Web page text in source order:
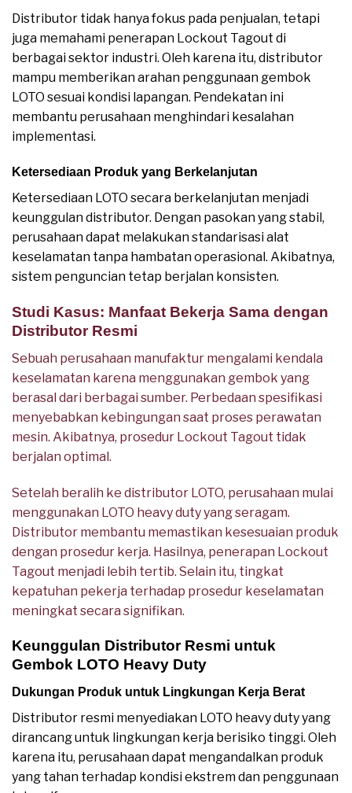
Distributor tidak hanya fokus pada penjualan, tetapi
juga memahami penerapan Lockout Tagout di
berbagai sektor industri. Oleh karena itu, distributor
mampu memberikan arahan penggunaan gembok
LOTO sesuai kondisi lapangan. Pendekatan ini
membantu perusahaan menghindari kesalahan
implementasi.
Ketersediaan Produk yang Berkelanjutan
Ketersediaan LOTO secara berkelanjutan menjadi
keunggulan distributor. Dengan pasokan yang stabil,
perusahaan dapat melakukan standarisasi alat
keselamatan tanpa hambatan operasional. Akibatnya,
sistem penguncian tetap berjalan konsisten.
Studi Kasus: Manfaat Bekerja Sama dengan
Distributor Resmi
Sebuah perusahaan manufaktur mengalami kendala
keselamatan karena menggunakan gembok yang
berasal dari berbagai sumber. Perbedaan spesifikasi
menyebabkan kebingungan saat proses perawatan
mesin. Akibatnya, prosedur Lockout Tagout tidak
berjalan optimal.
Setelah beralih ke distributor LOTO, perusahaan mulai
menggunakan LOTO heavy duty yang seragam.
Distributor membantu memastikan kesesuaian produk
dengan prosedur kerja. Hasilnya, penerapan Lockout
Tagout menjadi lebih tertib. Selain itu, tingkat
kepatuhan pekerja terhadap prosedur keselamatan
meningkat secara signifikan.
Keunggulan Distributor Resmi untuk
Gembok LOTO Heavy Duty
Dukungan Produk untuk Lingkungan Kerja Berat
Distributor resmi menyediakan LOTO heavy duty yang
dirancang untuk lingkungan kerja berisiko tinggi. Oleh
karena itu, perusahaan dapat mengandalkan produk
yang tahan terhadap kondisi ekstrem dan penggunaan